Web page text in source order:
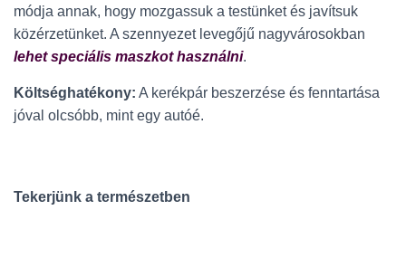
módja annak, hogy mozgassuk a testünket és javítsuk
közérzetünket. A szennyezet levegőjű nagyvárosokban
lehet speciális maszkot használni.
Költséghatékony: A kerékpár beszerzése és fenntartása
jóval olcsóbb, mint egy autóé.
Tekerjünk a természetben